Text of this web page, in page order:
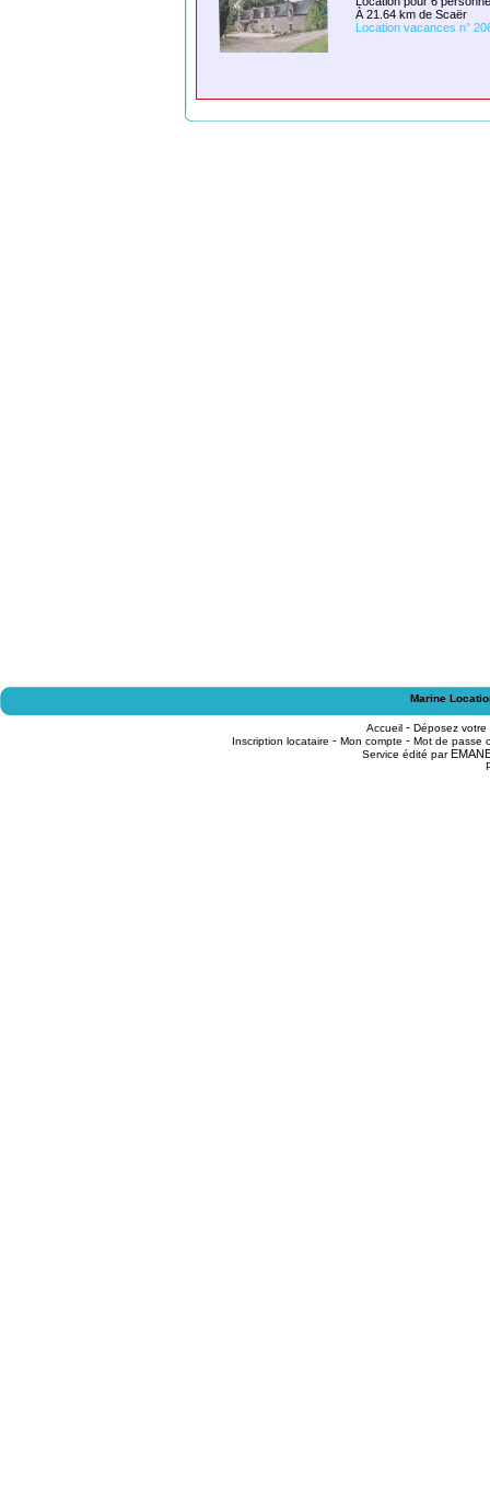
À 21.64 km de Scaër
Location vacances n°
Marine
Accueil - Déposez
Inscription locataire - Mon compte - Mot de passe
Service édité par